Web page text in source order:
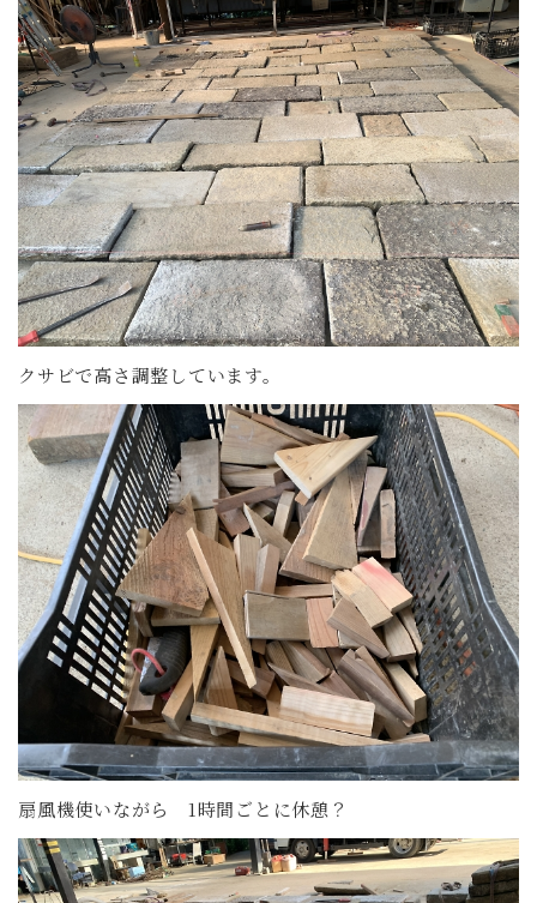
クサビで高さ調整しています。
扇風機使いながら 1時間ごとに休憩？